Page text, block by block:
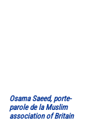
Osama Saeed, porte-
parole de la Muslim
association of Britain